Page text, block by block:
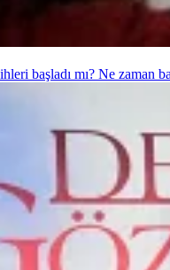
başladı mı? Ne zaman